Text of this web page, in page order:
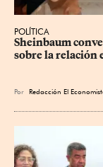
POLÍTICA
Sheinbaum
sobre la relación
Por Redacción El